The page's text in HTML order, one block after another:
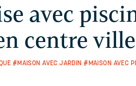
avec
centre ville
#MAISON AVEC JARDIN #MAISON AVEC